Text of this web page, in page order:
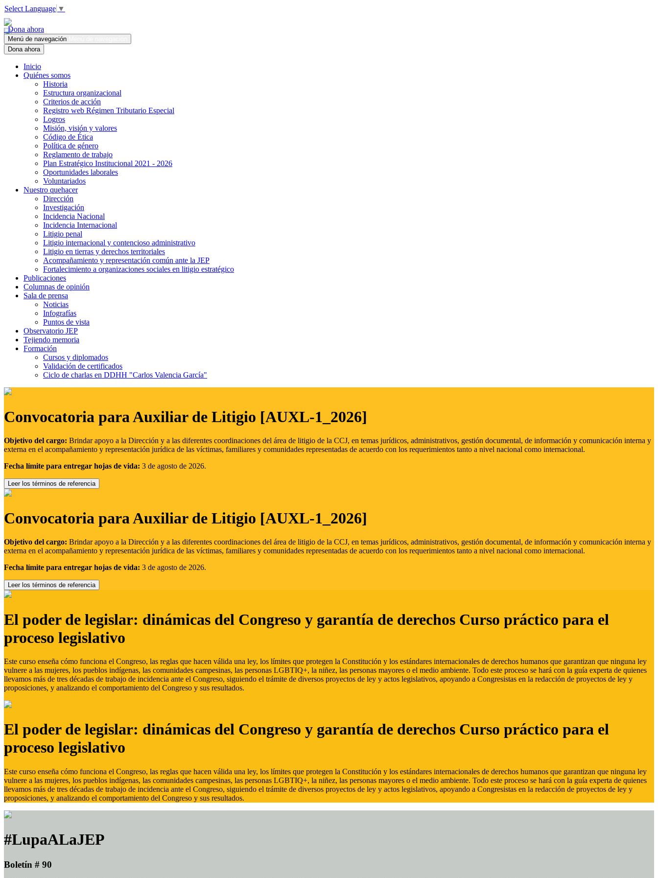
Select Language ▼
Dona ahora
Menú de navegación
Dona ahora
Inicio
Quiénes somos
Historia
Estructura organizacional
Criterios de acción
Registro web Régimen Tributario Especial
Logros
Misión, visión y valores
Código de Ética
Política de género
Reglamento de trabajo
Plan Estratégico Institucional 2021 - 2026
Oportunidades laborales
Voluntariados
Nuestro quehacer
Dirección
Investigación
Incidencia Nacional
Incidencia Internacional
Litigio penal
Litigio internacional y contencioso administrativo
Litigio en tierras y derechos territoriales
Acompañamiento y representación común ante la JEP
Fortalecimiento a organizaciones sociales en litigio estratégico
Publicaciones
Columnas de opinión
Sala de prensa
Noticias
Infografías
Puntos de vista
Observatorio JEP
Tejiendo memoria
Formación
Cursos y diplomados
Validación de certificados
Ciclo de charlas en DDHH "Carlos Valencia García"
Convocatoria para Auxiliar de Litigio [AUXL-1_2026]
Objetivo del cargo: Brindar apoyo a la Dirección y a las diferentes coordinaciones del área de litigio de la CCJ, en temas jurídicos, administrativos, gestión documental, de información y comunicación interna y
externa en el acompañamiento y representación jurídica de las víctimas, familiares y comunidades representadas de acuerdo con los requerimientos tanto a nivel nacional como internacional.
Fecha límite para entregar hojas de vida: 3 de agosto de 2026.
Leer los términos de referencia
Convocatoria para Auxiliar de Litigio [AUXL-1_2026]
Objetivo del cargo: Brindar apoyo a la Dirección y a las diferentes coordinaciones del área de litigio de la CCJ, en temas jurídicos, administrativos, gestión documental, de información y comunicación interna y
externa en el acompañamiento y representación jurídica de las víctimas, familiares y comunidades representadas de acuerdo con los requerimientos tanto a nivel nacional como internacional.
Fecha límite para entregar hojas de vida: 3 de agosto de 2026.
Leer los términos de referencia
El poder de legislar: dinámicas del Congreso y garantía de derechos Curso práctico para el
proceso legislativo
Este curso enseña cómo funciona el Congreso, las reglas que hacen válida una ley, los límites que protegen la Constitución y los estándares internacionales de derechos humanos que garantizan que ninguna ley
vulnere a las mujeres, los pueblos indígenas, las comunidades campesinas, las personas LGBTIQ+, la niñez, las personas mayores o el medio ambiente. Todo este proceso se hará con la guía experta de quienes
llevamos más de tres décadas de trabajo de incidencia ante el Congreso, siguiendo el trámite de diversos proyectos de ley y actos legislativos, apoyando a Congresistas en la redacción de proyectos de ley y
proposiciones, y analizando el comportamiento del Congreso y sus resultados.
El poder de legislar: dinámicas del Congreso y garantía de derechos Curso práctico para el
proceso legislativo
Este curso enseña cómo funciona el Congreso, las reglas que hacen válida una ley, los límites que protegen la Constitución y los estándares internacionales de derechos humanos que garantizan que ninguna ley
vulnere a las mujeres, los pueblos indígenas, las comunidades campesinas, las personas LGBTIQ+, la niñez, las personas mayores o el medio ambiente. Todo este proceso se hará con la guía experta de quienes
llevamos más de tres décadas de trabajo de incidencia ante el Congreso, siguiendo el trámite de diversos proyectos de ley y actos legislativos, apoyando a Congresistas en la redacción de proyectos de ley y
proposiciones, y analizando el comportamiento del Congreso y sus resultados.
#LupaALaJEP
Boletín # 90